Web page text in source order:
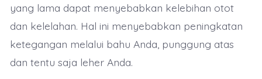
yang lama dapat menyebabkan kelebihan otot
dan kelelahan. Hal ini menyebabkan peningkatan
ketegangan melalui bahu Anda, punggung atas
dan tentu saja leher Anda.